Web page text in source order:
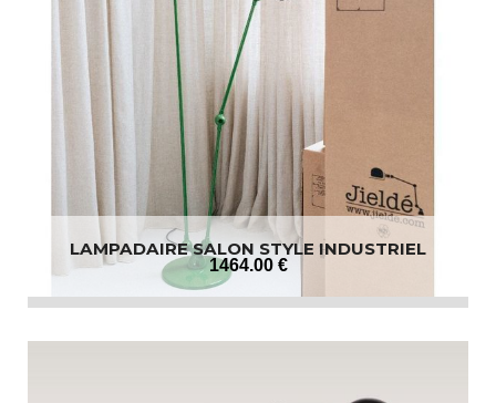
LAMPADAIRE SALON STYLE INDUSTRIEL
1464.00 €